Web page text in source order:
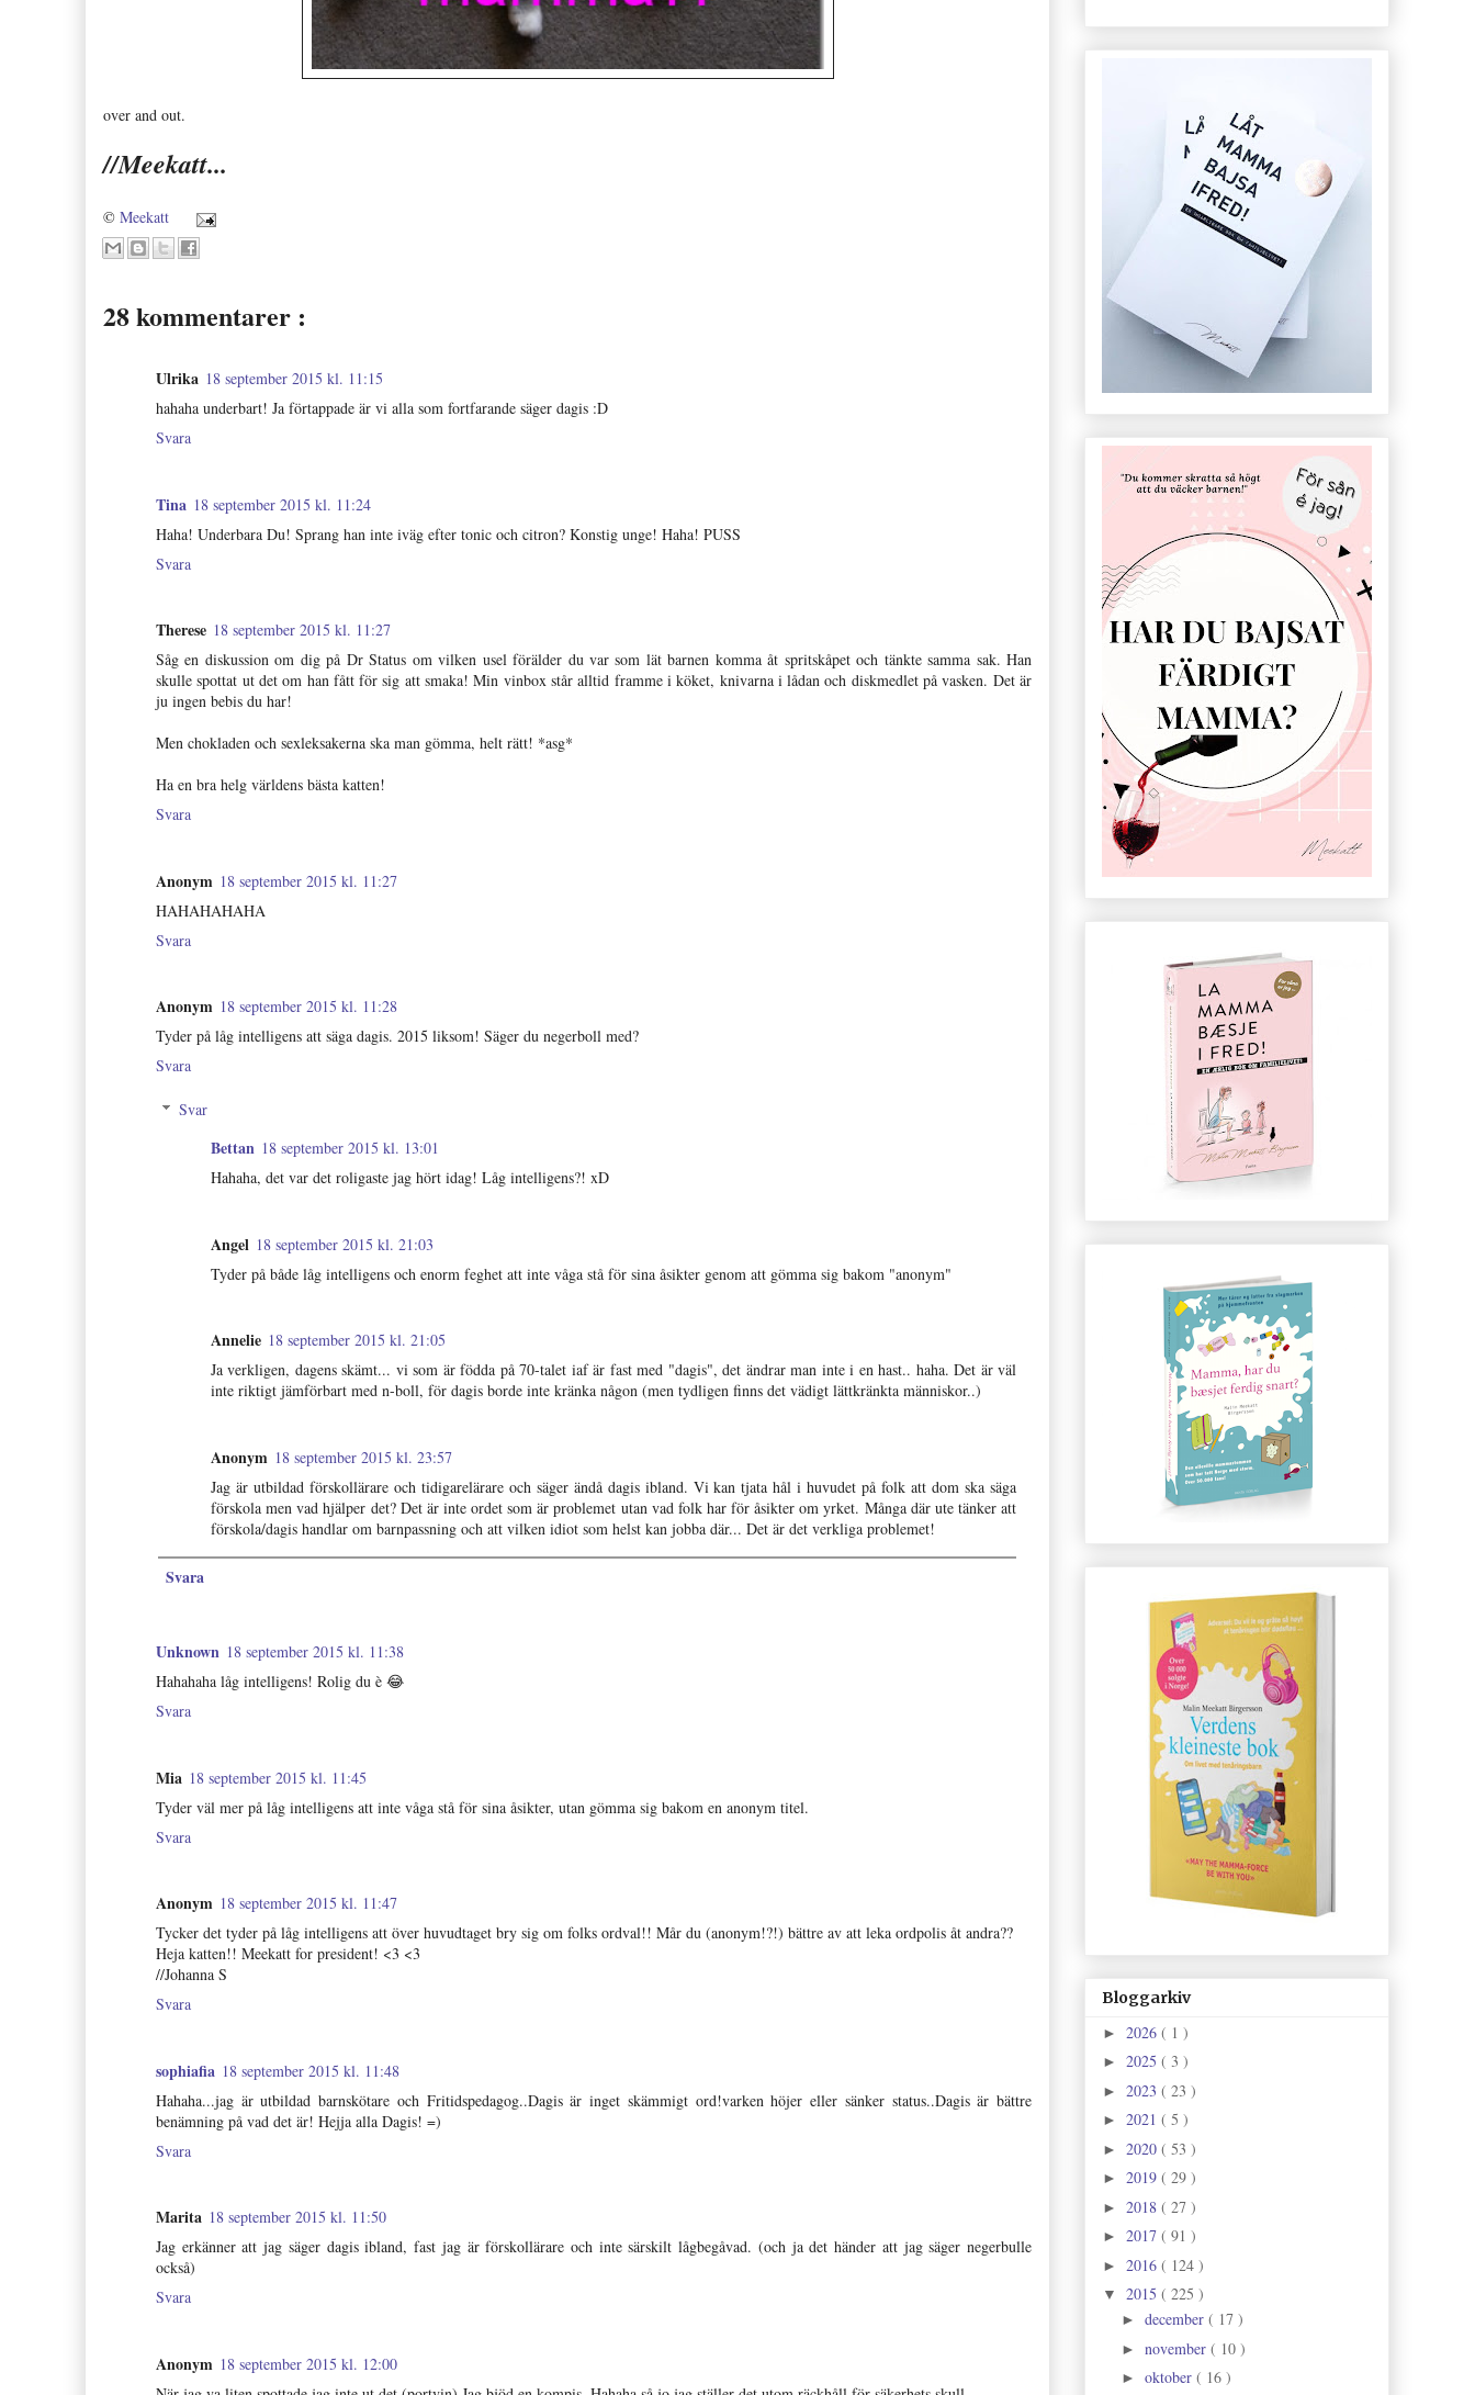
over and out.
//Meekatt...
© Meekatt
28 kommentarer :
Ulrika 18 september 2015 kl. 11:15
hahaha underbart! Ja förtappade är vi alla som fortfarande säger dagis :D
Svara
Tina 18 september 2015 kl. 11:24
Haha! Underbara Du! Sprang han inte iväg efter tonic och citron? Konstig unge! Haha! PUSS
Svara
Therese 18 september 2015 kl. 11:27
Såg en diskussion om dig på Dr Status om vilken usel förälder du var som lät barnen komma åt spritskåpet och tänkte samma sak. Han
skulle spottat ut det om han fått för sig att smaka! Min vinbox står alltid framme i köket, knivarna i lådan och diskmedlet på vasken. Det är
ju ingen bebis du har!
Men chokladen och sexleksakerna ska man gömma, helt rätt! *asg*
Ha en bra helg världens bästa katten!
Svara
Anonym 18 september 2015 kl. 11:27
HAHAHAHAHA
Svara
Anonym 18 september 2015 kl. 11:28
Tyder på låg intelligens att säga dagis. 2015 liksom! Säger du negerboll med?
Svara
Svar
Bettan 18 september 2015 kl. 13:01
Hahaha, det var det roligaste jag hört idag! Låg intelligens?! xD
Angel 18 september 2015 kl. 21:03
Tyder på både låg intelligens och enorm feghet att inte våga stå för sina åsikter genom att gömma sig bakom "anonym"
Annelie 18 september 2015 kl. 21:05
Ja verkligen, dagens skämt... vi som är födda på 70-talet iaf är fast med "dagis", det ändrar man inte i en hast.. haha. Det är väl
inte riktigt jämförbart med n-boll, för dagis borde inte kränka någon (men tydligen finns det vädigt lättkränkta människor..)
Anonym 18 september 2015 kl. 23:57
Jag är utbildad förskollärare och tidigarelärare och säger ändå dagis ibland. Vi kan tjata hål i huvudet på folk att dom ska säga
förskola men vad hjälper det? Det är inte ordet som är problemet utan vad folk har för åsikter om yrket. Många där ute tänker att
förskola/dagis handlar om barnpassning och att vilken idiot som helst kan jobba där... Det är det verkliga problemet!
Svara
Unknown 18 september 2015 kl. 11:38
Hahahaha låg intelligens! Rolig du è 😂
Svara
Mia 18 september 2015 kl. 11:45
Tyder väl mer på låg intelligens att inte våga stå för sina åsikter, utan gömma sig bakom en anonym titel.
Svara
Anonym 18 september 2015 kl. 11:47
Tycker det tyder på låg intelligens att över huvudtaget bry sig om folks ordval!! Mår du (anonym!?!) bättre av att leka ordpolis åt andra??
Heja katten!! Meekatt for president! <3 <3
//Johanna S
Svara
sophiafia 18 september 2015 kl. 11:48
Hahaha...jag är utbildad barnskötare och Fritidspedagog..Dagis är inget skämmigt ord!varken höjer eller sänker status..Dagis är bättre
benämning på vad det är! Hejja alla Dagis! =)
Svara
Marita 18 september 2015 kl. 11:50
Jag erkänner att jag säger dagis ibland, fast jag är förskollärare och inte särskilt lågbegåvad. (och ja det händer att jag säger negerbulle
också)
Svara
Anonym 18 september 2015 kl. 12:00
Bloggarkiv
► 2026 ( 1 )
► 2025 ( 3 )
► 2023 ( 23 )
► 2021 ( 5 )
► 2020 ( 53 )
► 2019 ( 29 )
► 2018 ( 27 )
► 2017 ( 91 )
► 2016 ( 124 )
▼ 2015 ( 225 )
► december ( 17 )
► november ( 10 )
► oktober ( 16 )